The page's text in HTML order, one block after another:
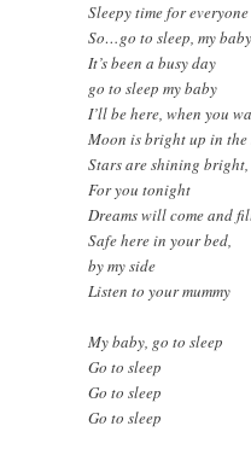
Sleepy time for everyone
So…go to sleep, my baby
It’s been a busy day
go to sleep my baby
I’ll be here, when you
Moon is bright up in the
Stars are shining bright,
For you tonight
Dreams will come and
Safe here in your bed,
by my side
Listen to your mummy
My baby, go to sleep
Go to sleep
Go to sleep
Go to sleep